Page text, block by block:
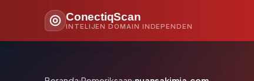
ConectiqScan
INTELIJEN DOMAIN INDEPENDEN